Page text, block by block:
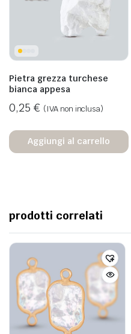
Pietra grezza turchese
bianca appesa
0,25 € (IVA non inclusa)
Aggiungi al carrello
prodotti correlati